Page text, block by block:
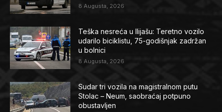
8 Augusta, 2026
Teška nesreća u Ilijašu: Teretno vozilo
udarilo biciklistu, 75-godišnjak zadržan
u bolnici
8 Augusta, 2026
Sudar tri vozila na magistralnom putu
Stolac – Neum, saobraćaj potpuno
obustavljen